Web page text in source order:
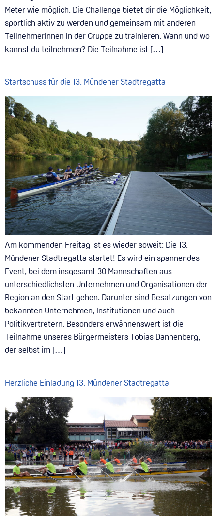
Meter wie möglich. Die Challenge bietet dir die Möglichkeit,
sportlich aktiv zu werden und gemeinsam mit anderen
Teilnehmerinnen in der Gruppe zu trainieren. Wann und wo
kannst du teilnehmen? Die Teilnahme ist […]
Startschuss für die 13. Mündener Stadtregatta
Am kommenden Freitag ist es wieder soweit: Die 13.
Mündener Stadtregatta startet! Es wird ein spannendes
Event, bei dem insgesamt 30 Mannschaften aus
unterschiedlichsten Unternehmen und Organisationen der
Region an den Start gehen. Darunter sind Besatzungen von
bekannten Unternehmen, Institutionen und auch
Politikvertretern. Besonders erwähnenswert ist die
Teilnahme unseres Bürgermeisters Tobias Dannenberg,
der selbst im […]
Herzliche Einladung 13. Mündener Stadtregatta